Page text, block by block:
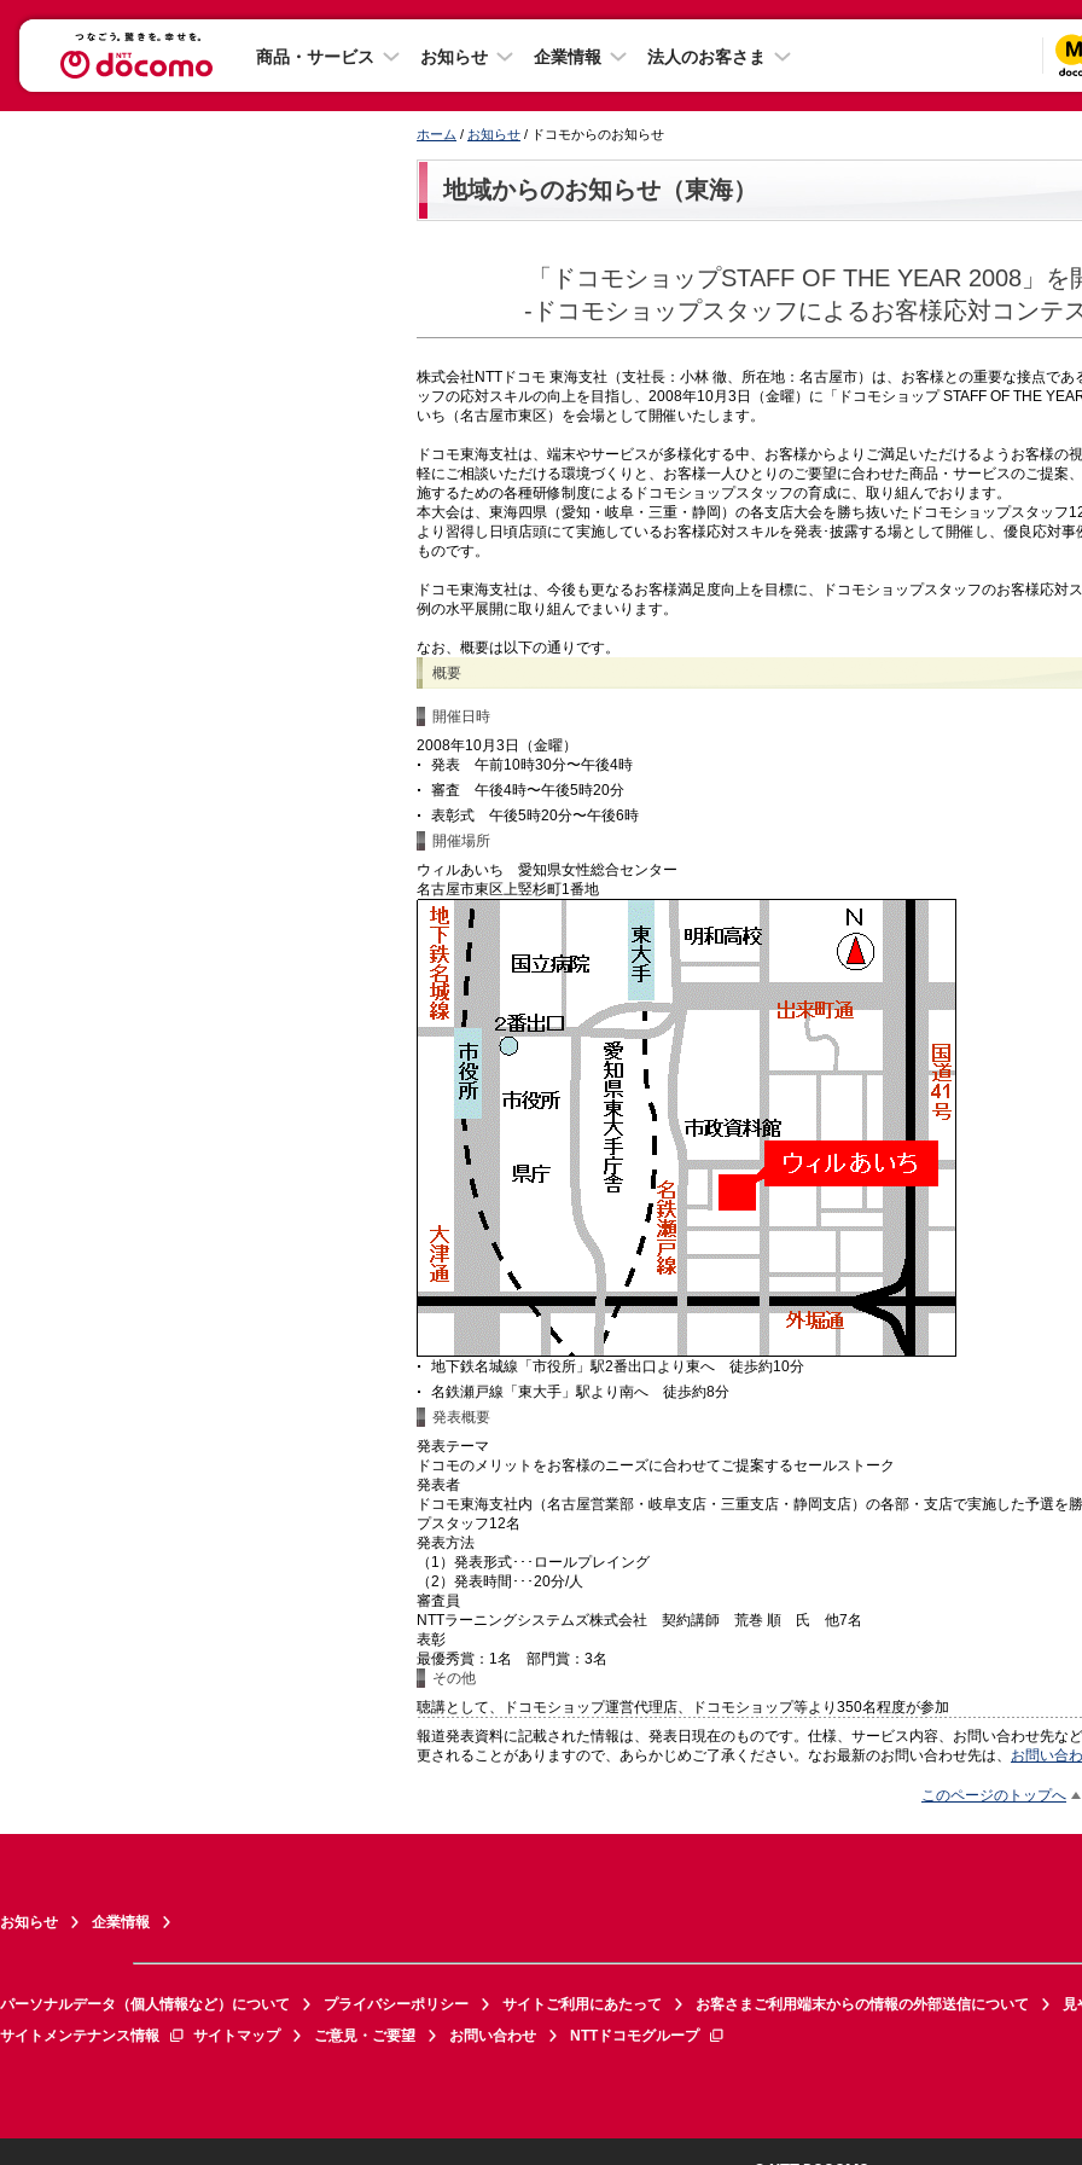
商品・サービス お知らせ 企業情報 法人のお客さま
ホーム / お知らせ / ドコモからのお知らせ
地域からのお知らせ（東海）
「ドコモショップSTAFF OF THE YEAR 2008」を
-ドコモショップスタッフによるお客様応対コンテ
株式会社NTTドコモ 東海支社（支社長：小林 徹、所在地：名古屋市）は、お客様との重要な接点であ
ッフの応対スキルの向上を目指し、2008年10月3日（金曜）に「ドコモショップ STAFF OF THE
いち（名古屋市東区）を会場として開催いたします。
ドコモ東海支社は、端末やサービスが多様化する中、お客様からよりご満足いただけるようお客様の
軽にご相談いただける環境づくりと、お客様一人ひとりのご要望に合わせた商品・サービスのご提案
施するための各種研修制度によるドコモショップスタッフの育成に、取り組んでおります。
本大会は、東海四県（愛知・岐阜・三重・静岡）の各支店大会を勝ち抜いたドコモショップスタッフ
より習得し日頃店頭にて実施しているお客様応対スキルを発表･披露する場として開催し、優良応対事
ものです。
ドコモ東海支社は、今後も更なるお客様満足度向上を目標に、ドコモショップスタッフのお客様応対
例の水平展開に取り組んでまいります。
なお、概要は以下の通りです。
概要
開催日時
2008年10月3日（金曜）
発表 午前10時30分〜午後4時
審査 午後4時〜午後5時20分
表彰式 午後5時20分〜午後6時
開催場所
ウィルあいち 愛知県女性総合センター
名古屋市東区上竪杉町1番地
地下鉄名城線「市役所」駅2番出口より東へ 徒歩約10分
名鉄瀬戸線「東大手」駅より南へ 徒歩約8分
発表概要
発表テーマ
ドコモのメリットをお客様のニーズに合わせてご提案するセールストーク
発表者
ドコモ東海支社内（名古屋営業部・岐阜支店・三重支店・静岡支店）の各部・支店で実施した予選を
プスタッフ12名
発表方法
（1）発表形式･･･ロールプレイング
（2）発表時間･･･20分/人
審査員
NTTラーニングシステムズ株式会社 契約講師 荒巻 順 氏 他7名
表彰
最優秀賞：1名 部門賞：3名
その他
聴講として、ドコモショップ運営代理店、ドコモショップ等より350名程度が参加
報道発表資料に記載された情報は、発表日現在のものです。仕様、サービス内容、お問い合わせ先な
更されることがありますので、あらかじめご了承ください。なお最新のお問い合わせ先は、 お問い合
このページのトップへ
お知らせ 企業情報
パーソナルデータ（個人情報など）について プライバシーポリシー サイトご利用にあたって お客さまご利用端末からの情報の外部送信について
見
サイトメンテナンス情報
サイトマップ ご意見・ご要望 お問い合わせ NTTドコモグループ